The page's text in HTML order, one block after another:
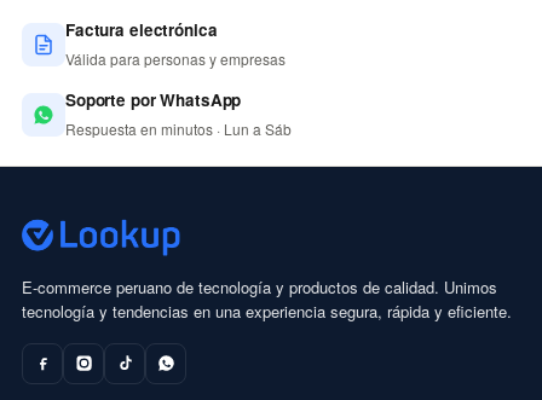
Factura electrónica
Válida para personas y empresas
Soporte por WhatsApp
Respuesta en minutos · Lun a Sáb
E-commerce peruano de tecnología y productos de calidad. Unimos
tecnología y tendencias en una experiencia segura, rápida y eficiente.